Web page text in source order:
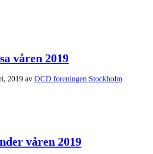
våren 2019
2019 av OCD foreningen Stockholm
våren 2019